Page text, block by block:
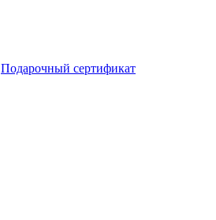
Подарочный сертификат